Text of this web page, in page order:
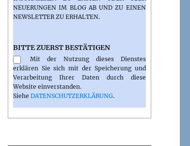
EUERUNGEN IM BLOG AB UND ZU EINEN N
EWSLETTER ZU ERHALTEN.
BITTE ZUERST BESTÄTIGEN
Mit der Nutzung dieses Dienstes
erklären Sie sich mit der Speicherung und
Verarbeitung Ihrer Daten durch diese
Website einverstanden.
Siehe DATENSCHUTZERKLÄRUNG.